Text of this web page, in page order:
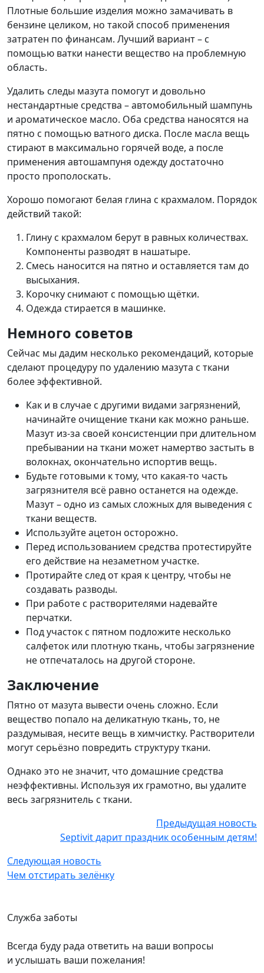
Плотные большие изделия можно замачивать в
бензине целиком, но такой способ применения
затратен по финансам. Лучший вариант – с
помощью ватки нанести вещество на проблемную
область.
Удалить следы мазута помогут и довольно
нестандартные средства – автомобильный шампунь
и ароматическое масло. Оба средства наносятся на
пятно с помощью ватного диска. После масла вещь
стирают в максимально горячей воде, а после
применения автошампуня одежду достаточно
просто прополоскать.
Хорошо помогают белая глина с крахмалом. Порядок
действий такой:
Глину с крахмалом берут в равных количествах.
Компоненты разводят в нашатыре.
Смесь наносится на пятно и оставляется там до
высыхания.
Корочку снимают с помощью щётки.
Одежда стирается в машинке.
Немного советов
Сейчас мы дадим несколько рекомендаций, которые
сделают процедуру по удалению мазута с ткани
более эффективной.
Как и в случае с другими видами загрязнений,
начинайте очищение ткани как можно раньше.
Мазут из-за своей консистенции при длительном
пребывании на ткани может намертво застыть в
волокнах, окончательно испортив вещь.
Будьте готовыми к тому, что какая-то часть
загрязнителя всё равно останется на одежде.
Мазут – одно из самых сложных для выведения с
ткани веществ.
Используйте ацетон осторожно.
Перед использованием средства протестируйте
его действие на незаметном участке.
Протирайте след от края к центру, чтобы не
создавать разводы.
При работе с растворителями надевайте
перчатки.
Под участок с пятном подложите несколько
салфеток или плотную ткань, чтобы загрязнение
не отпечаталось на другой стороне.
Заключение
Пятно от мазута вывести очень сложно. Если
вещество попало на деликатную ткань, то, не
раздумывая, несите вещь в химчистку. Растворители
могут серьёзно повредить структуру ткани.
Однако это не значит, что домашние средства
неэффективны. Используя их грамотно, вы удалите
весь загрязнитель с ткани.
Предыдущая новость
Septivit дарит праздник особенным детям!
Следующая новость
Чем отстирать зелёнку
Служба заботы
Всегда буду рада ответить на ваши вопросы
и услышать ваши пожелания!